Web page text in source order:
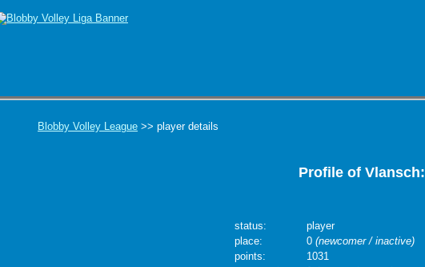
Blobby Volley League >> player details
Profile of Vlansch:
status:
player
place:
0(newcomer / inactive)
points:
1031